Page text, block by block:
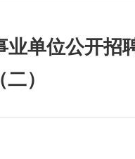
单位公开招
）